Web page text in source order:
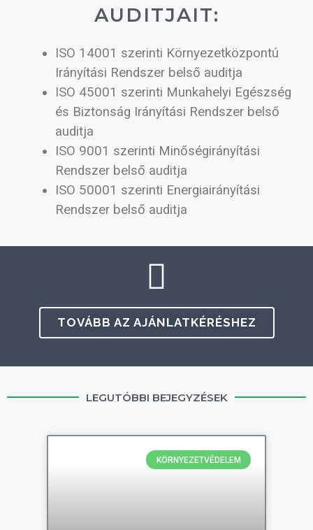
AUDITJAIT:
ISO 14001 szerinti Környezetközpontú
Irányítási Rendszer belső auditja
ISO 45001 szerinti Munkahelyi Egészség
és Biztonság Irányítási Rendszer belső
auditja
ISO 9001 szerinti Minőségirányítási
Rendszer belső auditja
ISO 50001 szerinti Energiairányítási
Rendszer belső auditja
TOVÁBB AZ AJÁNLATKÉRÉSHEZ
LEGUTÓBBI BEJEGYZÉSEK
KÖRNYEZETVÉDELEM